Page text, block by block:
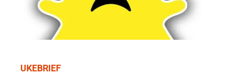
UKEBRIEF